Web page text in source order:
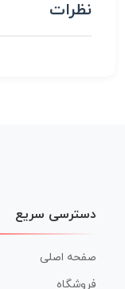
نظرات
دسترسی سریع
صفحه اصلی
فروشگاه